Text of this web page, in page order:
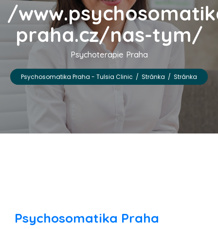
/
praha.cz/nas-tym/
Psychoterapie Praha
Psychosomatika Praha - Tulsia Clinic / Stránka / Stránka
Psychosomatika Praha